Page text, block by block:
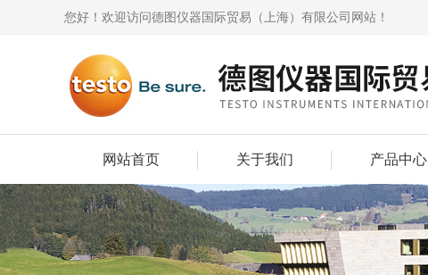
您好！欢迎访问德图仪器国际贸易（上海）有限公司网站！
网站首页 关于我们 产品中心